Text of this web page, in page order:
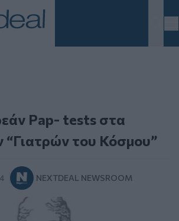
Pap- tests στα
“Γιατρών του Κόσμου”
NEXTDEAL NEWSROOM